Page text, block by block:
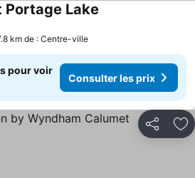
Portage Lake
km de : Centre-ville
pour voir
Consulter les prix
Partager